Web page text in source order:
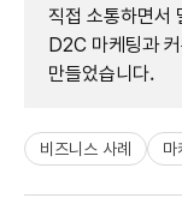
직접 소통하면서
D2C 마케팅과
만들었습니다.
비즈니스 사례 마